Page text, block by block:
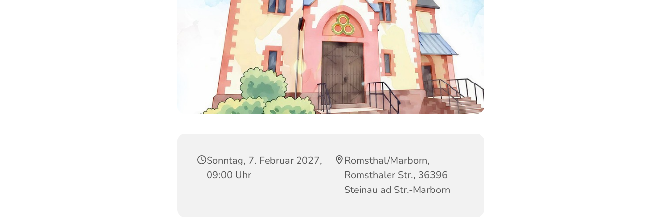
Sonntag, 7. Februar 2027,
09:00 Uhr
Romsthal/Marborn,
Romsthaler Str., 36396
Steinau ad Str.-Marborn